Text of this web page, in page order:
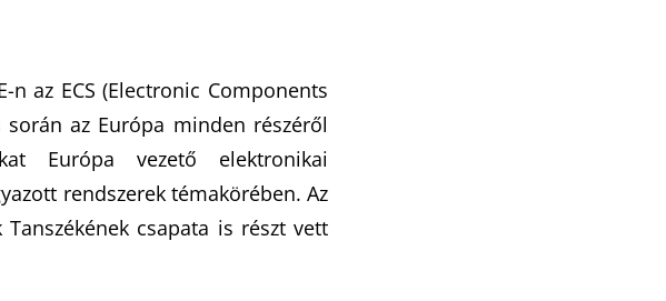
az ECS (Electronic Components
az Európa minden részéről
Európa vezető elektronikai
rendszerek témakörében. Az
csapata is részt vett